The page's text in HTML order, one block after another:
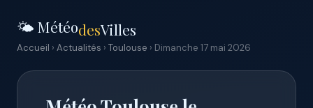
🌤️ MétéodesVilles
Accueil › Actualités › Toulouse › Dimanche 17 mai 2026